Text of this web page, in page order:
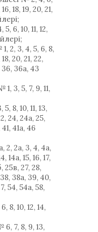
16, 18, 19, 20, 21,
6, 10, 11, 12,
2, 3, 4, 5, 6, 8,
18, 20, 21, 22,
36, 36а, 43
3, 5, 7, 9, 11,
8, 10, 11, 13,
24, 24а, 25,
41а, 46
2, 2а, 3, 4, 4а,
14а, 15, 16, 17,
25в, 27, 28,
38а, 39, 40,
54, 54а, 58,
8, 10, 12, 14,
7, 8, 9, 13,